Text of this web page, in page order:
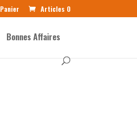
Panier Articles 0
Bonnes Affaires